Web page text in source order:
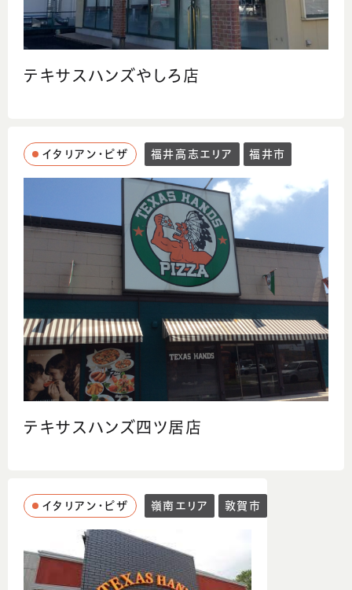
テキサスハンズやしろ店
イタリアン・ピザ 福井高志エリア 福井市
テキサスハンズ四ツ居店
イタリアン・ピザ 嶺南エリア 敦賀市